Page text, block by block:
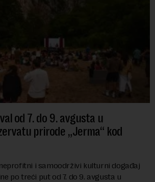
od 7. do 9. avgusta u
prirode „Jerma“ kod
i samoodrživi kulturni događaj
po treći put od 7. do 9. avgusta u